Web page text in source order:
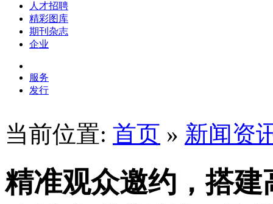
人才招聘
精彩图库
期刊杂志
企业
服务
发行
当前位置: 首页 » 新闻资
精准观众邀约，搭建